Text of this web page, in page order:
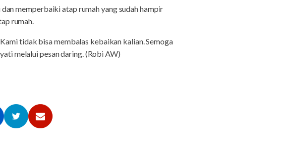
memperbaiki atap rumah yang sudah hampir
rumah.
tidak bisa membalas kebaikan kalian. Semoga
melalui pesan daring. (Robi AW)